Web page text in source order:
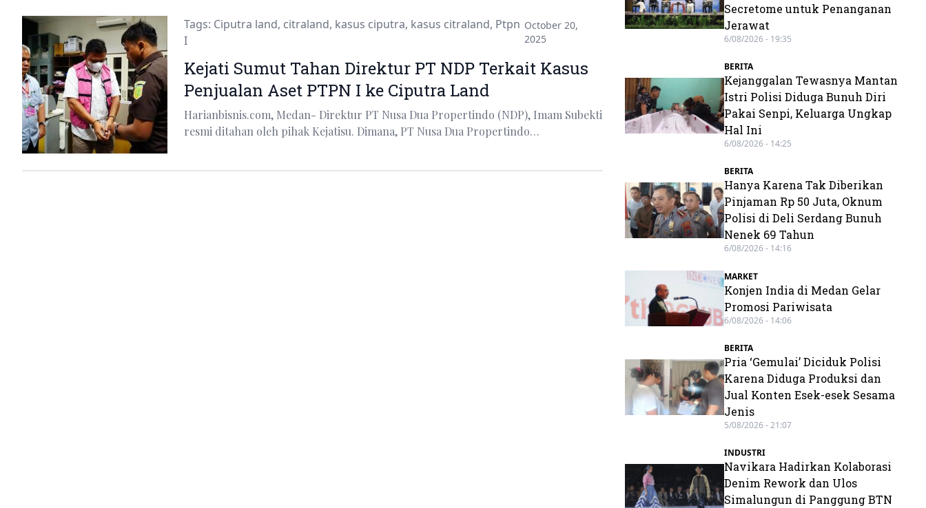
Tags: Ciputra land, citraland, kasus ciputra, kasus citraland, Ptpn
I
October 20,
2025
Kejati Sumut Tahan Direktur PT NDP Terkait Kasus
Penjualan Aset PTPN I ke Ciputra Land
Harianbisnis.com, Medan- Direktur PT Nusa Dua Propertindo (NDP), Imam Subekti
resmi ditahan oleh pihak Kejatisu. Dimana, PT Nusa Dua Propertindo…
Secretome untuk Penanganan
Jerawat
6/08/2026 - 19:35
BERITA
Kejanggalan Tewasnya Mantan
Istri Polisi Diduga Bunuh Diri
Pakai Senpi, Keluarga Ungkap
Hal Ini
6/08/2026 - 14:25
BERITA
Hanya Karena Tak Diberikan
Pinjaman Rp 50 Juta, Oknum
Polisi di Deli Serdang Bunuh
Nenek 69 Tahun
6/08/2026 - 14:16
MARKET
Konjen India di Medan Gelar
Promosi Pariwisata
6/08/2026 - 14:06
BERITA
Pria ‘Gemulai’ Diciduk Polisi
Karena Diduga Produksi dan
Jual Konten Esek-esek Sesama
Jenis
5/08/2026 - 21:07
INDUSTRI
Navikara Hadirkan Kolaborasi
Denim Rework dan Ulos
Simalungun di Panggung BTN